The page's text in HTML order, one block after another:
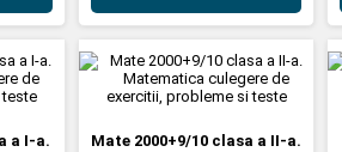
a I-a.
Mate 2000+9/10 clasa a II-a.